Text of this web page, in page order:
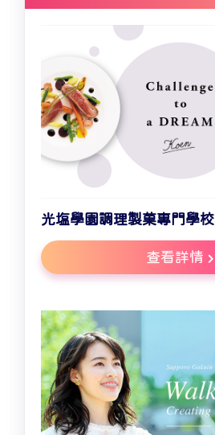
光塩學園調理製菓專門學校
查看詳情